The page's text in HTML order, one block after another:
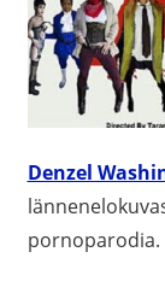
Denzel
pornoparodia.